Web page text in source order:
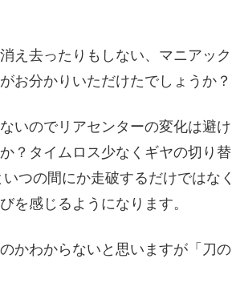
え去ったりもしない、マニアック
お分かりいただけたでしょうか？
いのでリアセンターの変化は避け
？タイムロス少なくギヤの切り替
つの間にか走破するだけではなく
を感じるようになります。
かわからないと思いますが「刀の